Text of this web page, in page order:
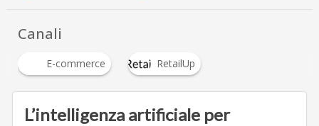
Canali
E-commerce RetailUp
L’intelligenza artificiale per